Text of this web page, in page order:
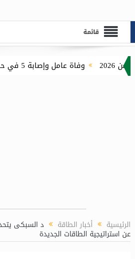
قائمة
وفاة عامل وإصابة 5 في حادث سقوط صخرة بمنجم السكري.. ووقف الأعمال مؤقتًا
الرئيسية أخبار الطاقة د السبكى
عن استراتيجية الطاقات الجديدة